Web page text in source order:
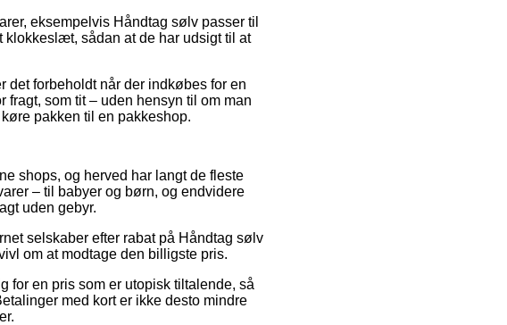
eksempelvis Håndtag sølv passer til
sådan at de har udsigt til at
det forbeholdt når der indkøbes for en
som tit – uden hensyn til om man
pakken til en pakkeshop.
shops, og herved har langt de fleste
– til babyer og børn, og endvidere
uden gebyr.
selskaber efter rabat på Håndtag sølv
om at modtage den billigste pris.
for en pris som er utopisk tiltalende, så
med kort er ikke desto mindre